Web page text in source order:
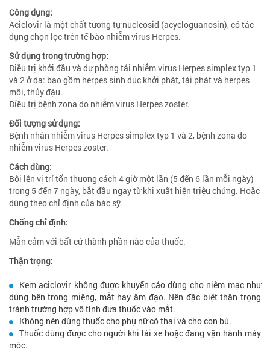
Công dụng:
Aciclovir là một chất tương tự nucleosid (acycloguanosin), có tác
dụng chọn lọc trên tế bào nhiễm virus Herpes.
Sử dụng trong trường hợp:
Điều trị khởi đầu và dự phòng tái nhiễm virus Herpes simplex typ 1
và 2 ở da: bao gồm herpes sinh dục khởi phát, tái phát và herpes
môi, thủy đậu.
Điều trị bệnh zona do nhiễm virus Herpes zoster.
Đối tượng sử dụng:
Bệnh nhân nhiễm virus Herpes simplex typ 1 và 2, bệnh zona do
nhiễm virus Herpes zoster.
Cách dùng:
Bôi lên vị trí tổn thương cách 4 giờ một lần (5 đến 6 lần mỗi ngày)
trong 5 đến 7 ngày, bắt đầu ngay từ khi xuất hiện triệu chứng. Hoặc
dùng theo chỉ định của bác sỹ.
Chống chỉ định:
Mẫn cảm với bất cứ thành phần nào của thuốc.
Thận trọng:
Kem aciclovir không được khuyến cáo dùng cho niêm mạc như
dùng bên trong miệng, mắt hay âm đạo. Nên đặc biệt thận trọng
tránh trường hợp vô tình đưa thuốc vào mắt.
Không nên dùng thuốc cho phụ nữ có thai và cho con bú.
Thuốc dùng được cho người khi lái xe hoặc đang vận hành máy
móc.